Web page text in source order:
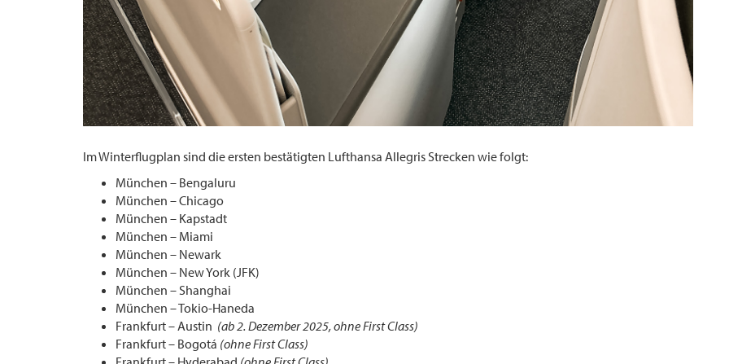
Im Winterflugplan sind die ersten bestätigten Lufthansa Allegris Strecken wie folgt:
München – Bengaluru
München – Chicago
München – Kapstadt
München – Miami
München – Newark
München – New York (JFK)
München – Shanghai
München – Tokio-Haneda
Frankfurt – Austin (ab 2. Dezember 2025, ohne First Class)
Frankfurt – Bogotá (ohne First Class)